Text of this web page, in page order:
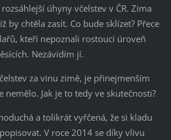
úhyny včelstev v ČR. Zima
by chtěla zasít. Co bude sklízet? Přece
kteří nepoznali rostoucí úroveň
Nezávidím jí.
za vinu zimě, je přinejmenším
nemělo. Jak je to tedy ve skutečnosti?
a tolikrát vyřčená, že si kladu
V roce 2014 se díky vlivu